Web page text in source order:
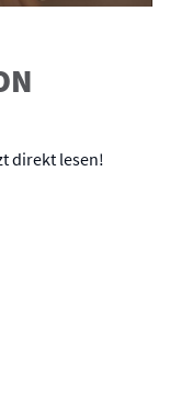
direkt lesen!